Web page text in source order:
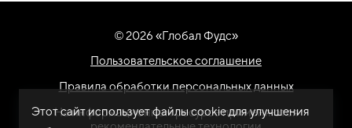
© 2026 «Глобал Фудс»
Пользовательское соглашение
Правила обработки персональных данных
На информационном ресурсе применяются
Этот сайт использует файлы cookie для улучшения